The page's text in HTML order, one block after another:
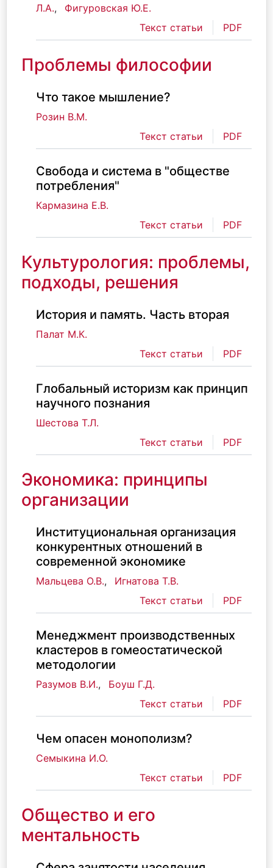
Л.А.,
Фигуровская Ю.Е.
Текст статьи
PDF
Проблемы философии
Что такое мышление?
Розин В.М.
Текст статьи
PDF
Свобода и система в "обществе
потребления"
Кармазина Е.В.
Текст статьи
PDF
Культурология: проблемы,
подходы, решения
История и память. Часть вторая
Палат М.К.
Текст статьи
PDF
Глобальный историзм как принцип
научного познания
Шестова Т.Л.
Текст статьи
PDF
Экономика: принципы
организации
Институциональная организация
конкурентных отношений в
современной экономике
Мальцева О.В.,
Игнатова Т.В.
Текст статьи
PDF
Менеджмент производственных
кластеров в гомеостатической
методологии
Разумов В.И.,
Боуш Г.Д.
Текст статьи
PDF
Чем опасен монополизм?
Семыкина И.О.
Текст статьи
PDF
Общество и его
ментальность